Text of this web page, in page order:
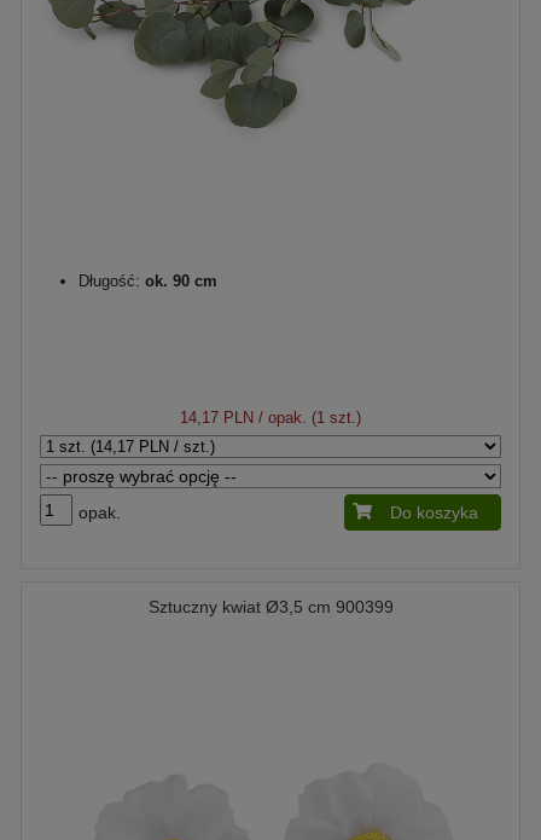
Długość: ok. 90 cm
14,17 PLN / opak. (1 szt.)
opak. Do koszyka
Sztuczny kwiat Ø3,5 cm 900399